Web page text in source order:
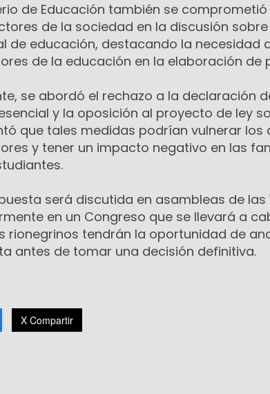
de Educación también se
de la sociedad en la discusión
de educación, destacando la necesidad
de la educación en la elaboración de
se abordó el rechazo a la declaración
y la oposición al proyecto de ley
que tales medidas podrían vulnerar los
y tener un impacto negativo en las
será discutida en asambleas de las
en un Congreso que se llevará a
rionegrinos tendrán la oportunidad de
antes de tomar una decisión definitiva.
X Compartir